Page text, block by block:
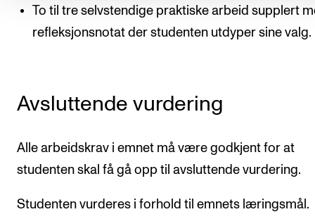
To til tre selvstendige praktiske arbeid supplert
refleksjonsnotat der studenten utdyper sine valg.
Avsluttende vurdering
Alle arbeidskrav i emnet må være godkjent for at
studenten skal få gå opp til avsluttende vurdering.
Studenten vurderes i forhold til emnets læringsmål.